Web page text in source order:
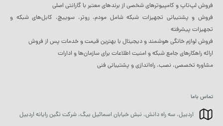
فروش لپ‌تاپ و کامپیوترهای شخصی از برندهای معتبر با گارانتی اصلی
فروش و پشتیبانی تجهیزات شبکه شامل مودم، روتر، سوییچ، کابل‌های شبکه و
تجهیزات پیشرفته
فروش لوازم خانگی هوشمند و دیجیتال با بهترین قیمت و خدمات پس از فروش
ارائه راهکارهای جامع شبکه و امنیت اطلاعات برای سازمان‌ها و ادارات
مشاوره تخصصی، نصب، راه‌اندازی و پشتیبانی فنی
تماس باما
اردبیل، سه راه دانش، نبش خیابان اسمائیل بیگ، شرکت نگین رایانه اردبیل